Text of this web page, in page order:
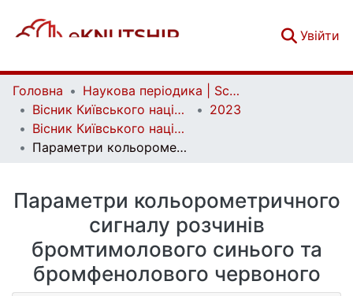
Увійти
Головна
Наукова періодика | Scientific periodicals
Вісник Київського національного університету імені Тараса Шевченка. Хімія | Bulletin of Taras Shevchenko National University of Kyiv. Chemistry
2023
Вісник Київського національного університету імені Тараса Шевченка. Хімія. Вип. 1(58)
Параметри кольорометричного сигналу розчинів бромтимолового синього та бромфенолового червоного
Параметри кольорометричного
сигналу розчинів
бромтимолового синього та
бромфенолового червоного